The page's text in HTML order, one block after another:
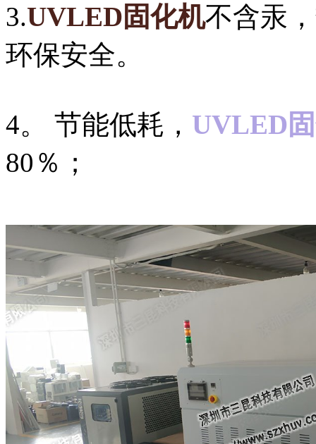
3.UVLED固化机不含汞
环保安全。
4。 节能低耗， UVLED
80％；